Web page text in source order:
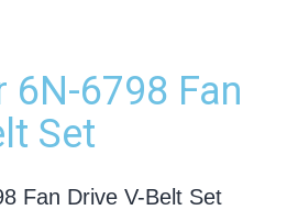
6N-6798 Fan
Set
Fan Drive V-Belt Set